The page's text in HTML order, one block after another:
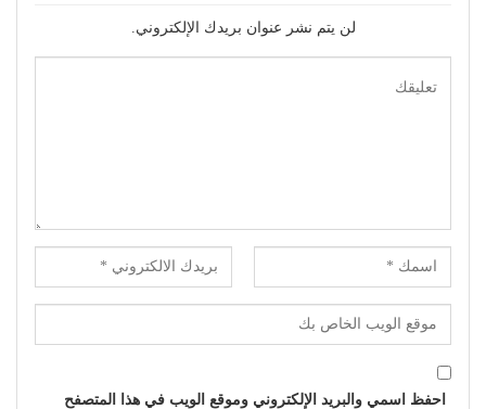
لن يتم نشر عنوان بريدك الإلكتروني.
احفظ اسمي والبريد الإلكتروني وموقع الويب في هذا المتصفح